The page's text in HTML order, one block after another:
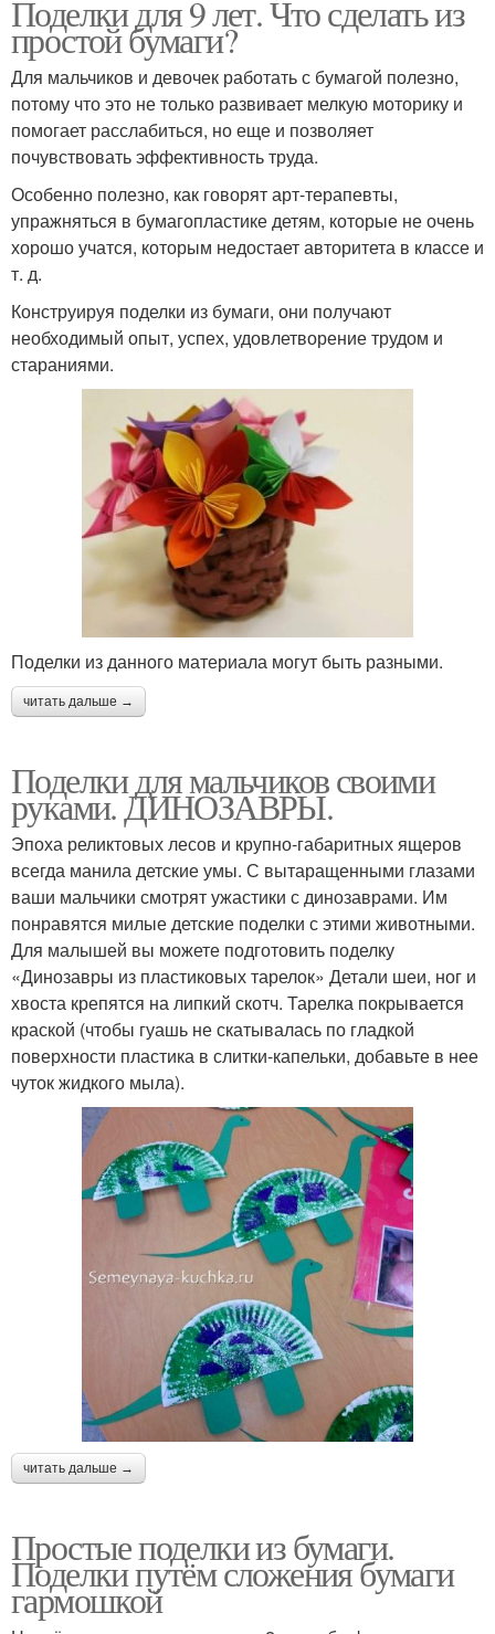
Поделки для 9 лет. Что сделать из
простой бумаги?
Для мальчиков и девочек работать с бумагой полезно,
потому что это не только развивает мелкую моторику и
помогает расслабиться, но еще и позволяет
почувствовать эффективность труда.
Особенно полезно, как говорят арт-терапевты,
упражняться в бумагопластике детям, которые не очень
хорошо учатся, которым недостает авторитета в классе и
т. д.
Конструируя поделки из бумаги, они получают
необходимый опыт, успех, удовлетворение трудом и
стараниями.
Поделки из данного материала могут быть разными.
читать дальше →
Поделки для мальчиков своими
руками. ДИНОЗАВРЫ.
Эпоха реликтовых лесов и крупно-габаритных ящеров
всегда манила детские умы. С вытаращенными глазами
ваши мальчики смотрят ужастики с динозаврами. Им
понравятся милые детские поделки с этими животными.
Для малышей вы можете подготовить поделку
«Динозавры из пластиковых тарелок» Детали шеи, ног и
хвоста крепятся на липкий скотч. Тарелка покрывается
краской (чтобы гуашь не скатывалась по гладкой
поверхности пластика в слитки-капельки, добавьте в нее
чуток жидкого мыла).
читать дальше →
Простые поделки из бумаги.
Поделки путём сложения бумаги
гармошкой